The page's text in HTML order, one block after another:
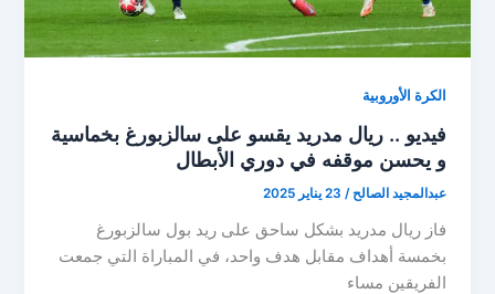
الكرة الأوروبية
فيديو .. ريال مدريد يقسو على سالزبورغ بخماسية
و يحسن موقفه في دوري الأبطال
عبدالمجيد الصالح/ 23 يناير 2025
فاز ريال مدريد بشكل ساحق على ريد بول سالزبورغ
بخمسة أهداف مقابل هدف واحد، في المباراة التي جمعت
الفريقين مساء